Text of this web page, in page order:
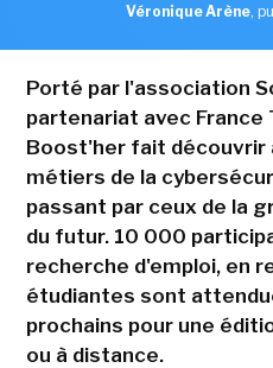
Véronique Arène,
Porté par l'association
partenariat avec France
Boost'her fait découvrir
métiers de la
passant par ceux de la
du futur. 10 000
recherche d'emploi, en
étudiantes sont
prochains pour une
ou à distance.